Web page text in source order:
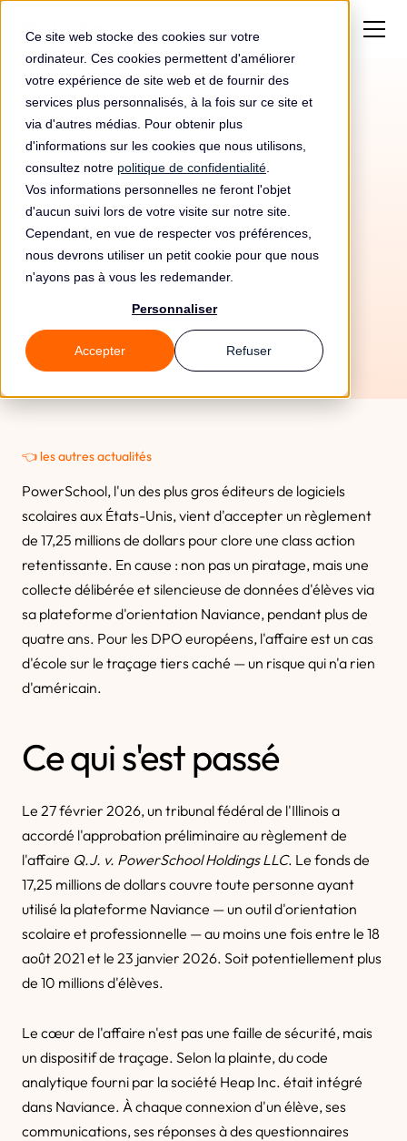
Ce site web stocke des cookies sur votre
ordinateur. Ces cookies permettent d'améliorer
votre expérience de site web et de fournir des
services plus personnalisés, à la fois sur ce site et
via d'autres médias. Pour obtenir plus
d'informations sur les cookies que nous utilisons,
consultez notre politique de confidentialité
Vos informations personnelles ne feront l'objet
d'aucun suivi lors de votre visite sur notre site.
Cependant, en vue de respecter vos préférences,
nous devrons utiliser un petit cookie pour que nous
n'ayons pas à vous les redemander.
Personnaliser
Accepter Refuser
👈 les autres actualités
PowerSchool, l'un des plus gros éditeurs de logiciels
scolaires aux États-Unis, vient d'accepter un règlement
de 17,25 millions de dollars pour clore une class action
retentissante. En cause : non pas un piratage, mais une
collecte délibérée et silencieuse de données d'élèves via
sa plateforme d'orientation Naviance, pendant plus de
quatre ans. Pour les DPO européens, l'affaire est un cas
d'école sur le traçage tiers caché — un risque qui n'a rien
d'américain.
Ce qui s'est passé
Le 27 février 2026, un tribunal fédéral de l'Illinois a
accordé l'approbation préliminaire au règlement de
l'affaire Q.J. v. PowerSchool Holdings LLC. Le fonds de
17,25 millions de dollars couvre toute personne ayant
utilisé la plateforme Naviance — un outil d'orientation
scolaire et professionnelle — au moins une fois entre le 18
août 2021 et le 23 janvier 2026. Soit potentiellement plus
de 10 millions d'élèves.
Le cœur de l'affaire n'est pas une faille de sécurité, mais
un dispositif de traçage. Selon la plainte, du code
analytique fourni par la société Heap Inc. était intégré
dans Naviance. À chaque connexion d'un élève, ses
communications, ses réponses à des questionnaires